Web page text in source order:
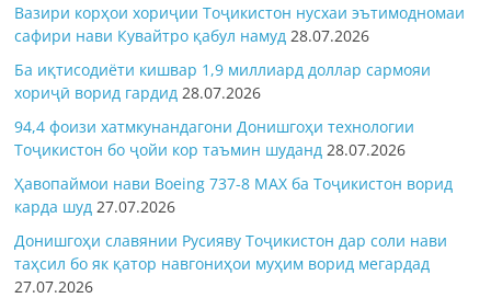
Вазири корҳои хориҷии Тоҷикистон нусхаи эътимодномаи
сафири нави Кувайтро қабул намуд 28.07.2026
Ба иқтисодиёти кишвар 1,9 миллиард доллар сармояи
хориҷӣ ворид гардид 28.07.2026
94,4 фоизи хатмкунандагони Донишгоҳи технологии
Тоҷикистон бо ҷойи кор таъмин шуданд 28.07.2026
Ҳавопаймои нави Boeing 737-8 MAX ба Тоҷикистон ворид
карда шуд 27.07.2026
Донишгоҳи славянии Русияву Тоҷикистон дар соли нави
таҳсил бо як қатор навгониҳои муҳим ворид мегардад
27.07.2026